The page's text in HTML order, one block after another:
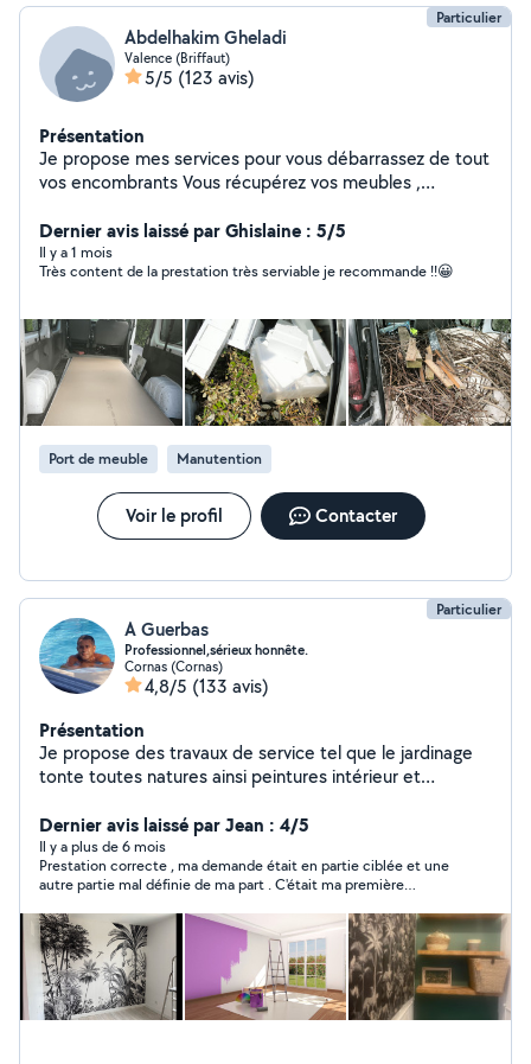
Particulier
Abdelhakim Gheladi
Valence (Briffaut)
5/5 (123 avis)
Présentation
Je propose mes services pour vous débarrassez de tout
vos encombrants Vous récupérez vos meubles ,
type de manutention lors de vos déménagement Je
loue une shampouineuse injecteur extracteur Je nettoie
vos canapé,matelas,tapis
Dernier avis laissé par Ghislaine : 5/5
Il y a 1 mois
Très content de la prestation très serviable je recommande !!😀
Port de meuble Manutention
Voir le profil Contacter
Particulier
A Guerbas
Professionnel,sérieux honnête.
Cornas (Cornas)
4,8/5 (133 avis)
Présentation
Je propose des travaux de service tel que le jardinage
tonte toutes natures ainsi peintures intérieur et
verre ainsi que tous types de travail soigné
déménagement nettoyage et livraison de colis en
urgence manutention course rangement excetera tout
travail que vous ne pouvez pas faire par manque de
temps ou trop compliqué pour vous je suis à votre
service n hésité pas à me contacter c est un plaisir pour
moi de vous rendre service devis en fonction du travaille
qui sera raisonnable merci cordialement j attends vos
demandes personne dévoué et serviable.
Dernier avis laissé par Jean : 4/5
Il y a plus de 6 mois
Prestation correcte , ma demande était en partie ciblée et une
autre partie mal définie de ma part . C'était ma première
tarification . Je crois qu'il vaut mieux un taux horaire .